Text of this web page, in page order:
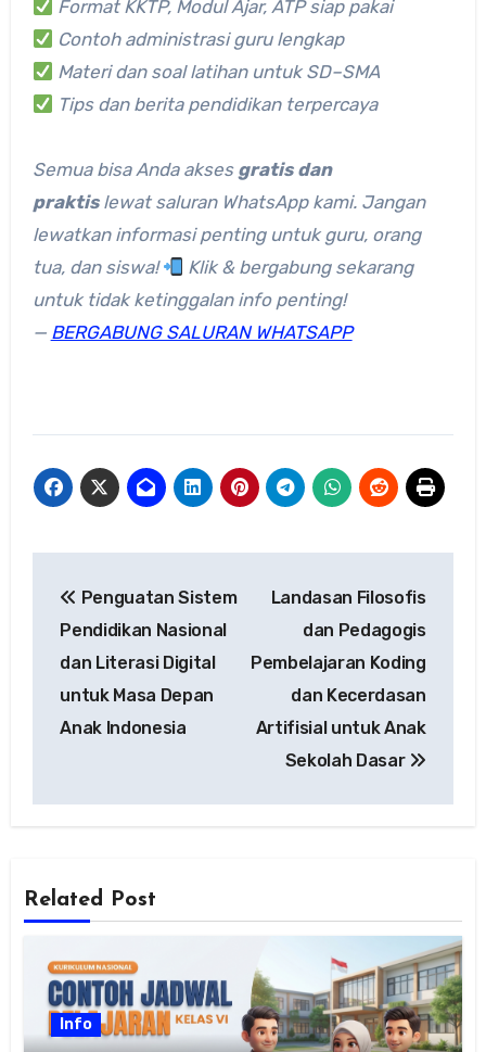
Format KKTP, Modul Ajar, ATP siap pakai
Contoh administrasi guru lengkap
Materi dan soal latihan untuk SD–SMA
Tips dan berita pendidikan terpercaya
Semua bisa Anda akses gratis dan
praktislewat saluran WhatsApp kami. Jangan
lewatkan informasi penting untuk guru, orang
tua, dan siswa!
Klik & bergabung sekarang
untuk tidak ketinggalan info penting!
— BERGABUNG SALURAN WHATSAPP
pos
Penguatan Sistem
Pendidikan Nasional
dan Literasi Digital
untuk Masa Depan
Anak Indonesia
Landasan Filosofis
dan Pedagogis
Pembelajaran Koding
dan Kecerdasan
Artifisial untuk Anak
Sekolah Dasar
Related Post
Info